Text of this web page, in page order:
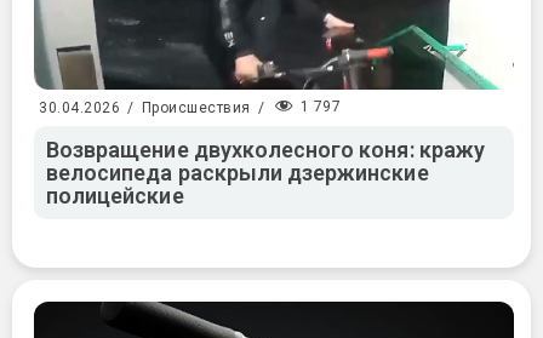
30.04.2026 / Происшествия / 1 797
Возвращение двухколесного коня: кражу
велосипеда раскрыли дзержинские
полицейские